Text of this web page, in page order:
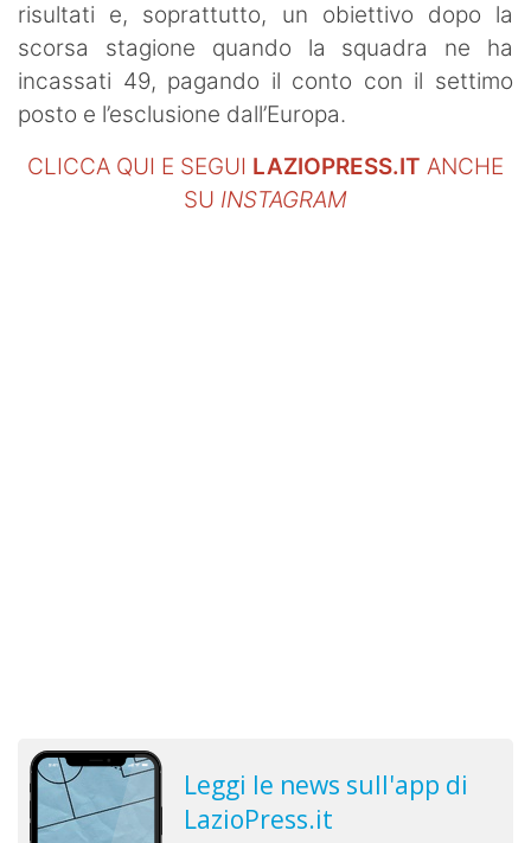
risultati e, soprattutto, un obiettivo dopo la
scorsa stagione quando la squadra ne ha
incassati 49, pagando il conto con il settimo
posto e l’esclusione dall’Europa.
CLICCA QUI E SEGUI LAZIOPRESS.IT ANCHE
SU INSTAGRAM